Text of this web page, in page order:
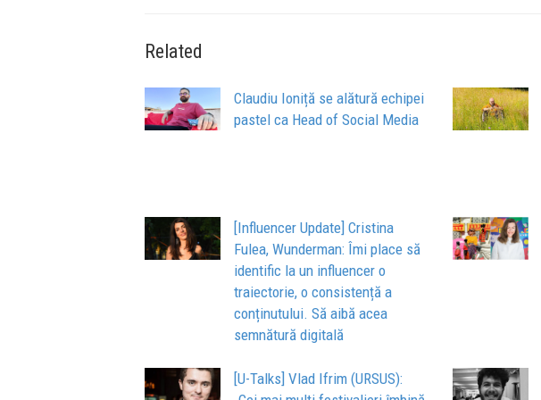
Related
Claudiu Ioniță se alătură echipei
pastel ca Head of Social Media
[Influencer Update] Cristina
Fulea, Wunderman: Îmi place să
identific la un influencer o
traiectorie, o consistență a
conținutului. Să aibă acea
semnătură digitală
[U-Talks] Vlad Ifrim (URSUS):